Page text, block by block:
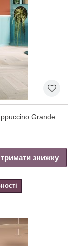
Grande...
знижку